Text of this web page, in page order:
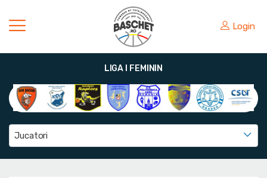
Login
LIGA I FEMININ
Jucatori